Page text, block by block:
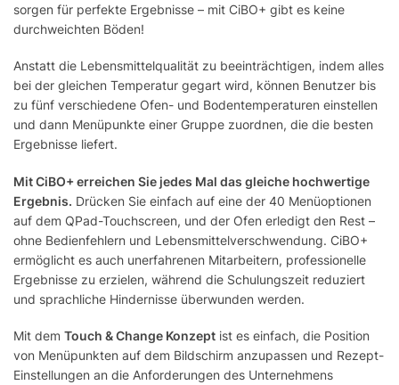
sorgen für perfekte Ergebnisse – mit CiBO+ gibt es keine
durchweichten Böden!
Anstatt die Lebensmittelqualität zu beeinträchtigen, indem alles
bei der gleichen Temperatur gegart wird, können Benutzer bis
zu fünf verschiedene Ofen- und Bodentemperaturen einstellen
und dann Menüpunkte einer Gruppe zuordnen, die die besten
Ergebnisse liefert.
Mit CiBO+ erreichen Sie jedes Mal das gleiche hochwertige
Ergebnis. Drücken Sie einfach auf eine der 40 Menüoptionen
auf dem QPad-Touchscreen, und der Ofen erledigt den Rest –
ohne Bedienfehlern und Lebensmittelverschwendung. CiBO+
ermöglicht es auch unerfahrenen Mitarbeitern, professionelle
Ergebnisse zu erzielen, während die Schulungszeit reduziert
und sprachliche Hindernisse überwunden werden.
Mit dem Touch & Change Konzept ist es einfach, die Position
von Menüpunkten auf dem Bildschirm anzupassen und Rezept-
Einstellungen an die Anforderungen des Unternehmens